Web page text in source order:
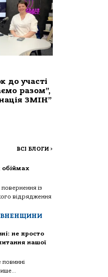
до участі
разом”,
ЗМІН”
ВСІ БЛОГИ >
обіймах
із
відрядження
не просто
нашої
повинні